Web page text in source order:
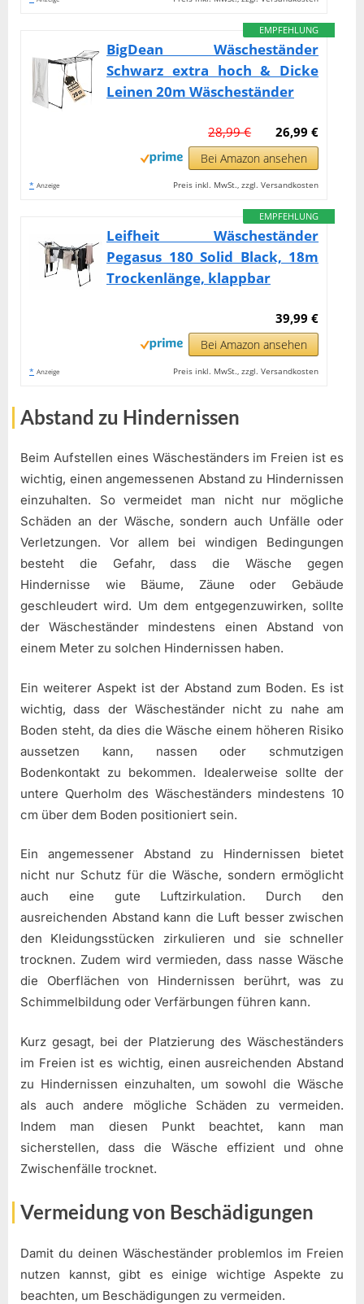
EMPFEHLUNG
BigDean Wäscheständer
Schwarz extra hoch & Dicke
Leinen 20m Wäscheständer
26,99 €
28,99 €
Bei Amazon ansehen
* Anzeige Preis inkl. MwSt., zzgl. Versandkosten
EMPFEHLUNG
Leifheit Wäscheständer
Pegasus 180 Solid Black, 18m
Trockenlänge, klappbar
39,99 €
Bei Amazon ansehen
* Anzeige Preis inkl. MwSt., zzgl. Versandkosten
Abstand zu Hindernissen
Beim Aufstellen eines Wäscheständers im Freien ist es
wichtig, einen angemessenen Abstand zu Hindernissen
einzuhalten. So vermeidet man nicht nur mögliche
Schäden an der Wäsche, sondern auch Unfälle oder
Verletzungen. Vor allem bei windigen Bedingungen
besteht die Gefahr, dass die Wäsche gegen
Hindernisse wie Bäume, Zäune oder Gebäude
geschleudert wird. Um dem entgegenzuwirken, sollte
der Wäscheständer mindestens einen Abstand von
einem Meter zu solchen Hindernissen haben.
Ein weiterer Aspekt ist der Abstand zum Boden. Es ist
wichtig, dass der Wäscheständer nicht zu nahe am
Boden steht, da dies die Wäsche einem höheren Risiko
aussetzen kann, nassen oder schmutzigen
Bodenkontakt zu bekommen. Idealerweise sollte der
untere Querholm des Wäscheständers mindestens 10
cm über dem Boden positioniert sein.
Ein angemessener Abstand zu Hindernissen bietet
nicht nur Schutz für die Wäsche, sondern ermöglicht
auch eine gute Luftzirkulation. Durch den
ausreichenden Abstand kann die Luft besser zwischen
den Kleidungsstücken zirkulieren und sie schneller
trocknen. Zudem wird vermieden, dass nasse Wäsche
die Oberflächen von Hindernissen berührt, was zu
Schimmelbildung oder Verfärbungen führen kann.
Kurz gesagt, bei der Platzierung des Wäscheständers
im Freien ist es wichtig, einen ausreichenden Abstand
zu Hindernissen einzuhalten, um sowohl die Wäsche
als auch andere mögliche Schäden zu vermeiden.
Indem man diesen Punkt beachtet, kann man
sicherstellen, dass die Wäsche effizient und ohne
Zwischenfälle trocknet.
Vermeidung von Beschädigungen
Damit du deinen Wäscheständer problemlos im Freien
nutzen kannst, gibt es einige wichtige Aspekte zu
beachten, um Beschädigungen zu vermeiden.